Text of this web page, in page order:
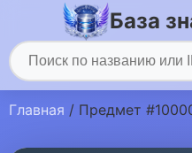
База
Главная / Предмет